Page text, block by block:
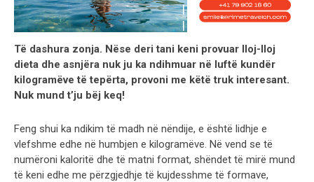
Të dashura zonja. Nëse deri tani keni provuar lloj-lloj
dieta dhe asnjëra nuk ju ka ndihmuar në luftë kundër
kilogramëve të tepërta, provoni me këtë truk interesant.
Nuk mund t’ju bëj keq!
Feng shui ka ndikim të madh në nëndije, e është lidhje e
vlefshme edhe në humbjen e kilogramëve. Në vend se të
numëroni kaloritë dhe të matni format, shëndet të mirë mund
të keni edhe me përzgjedhje të kujdesshme të formave,